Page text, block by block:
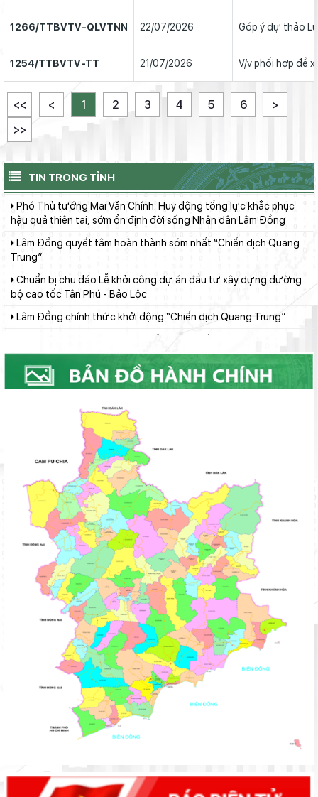
1266/TTBVTV-QLVTNN 22/07/2026 Góp ý dự thảo
1254/TTBVTV-TT 21/07/2026 V/v phối hợp đề
<< < 1 2 3 4 5 6
>
>>
TIN TRONG TỈNH
HĐND tỉnh họp thẩm tra các báo cáo, tờ trình, dự thảo nghị
Phó Thủ tướng Mai Văn Chính: Huy động tổng lực khắc phục
hậu quả thiên tai, sớm ổn định đời sống Nhân dân Lâm Đồng
Trung”
bộ cao tốc Tân Phú - Bảo Lộc
Lâm Đồng chính thức khởi động “Chiến dịch Quang Trung”
Chung cư sông Cà Ty
vướng mắc, thúc đẩy nông nghiệp bền vững
hải sản bất hợp pháp, không báo cáo và không theo quy định
triển khai các dự án giao thông trọng điểm khu vực Đông Nam
tỉnh
Xây dựng Đảng vững mạnh về tổ chức, cán bộ
Đắk Nông, hướng tới phát triển bền vững
sắt tốc độ cao trên trục Bắc - Nam đoạn qua địa bàn tỉnh
cấp Quốc lộ 28B
điện mặt trời nổi
chiêng Đông Nam Á năm 2025
độ giải ngân và giải phóng mặt bằng các dự án trọng điểm
UBND tỉnh làm việc với Ban Quản lý dự án đầu tư xây dựng số 1
về tiến độ giải ngân vốn đầu tư công